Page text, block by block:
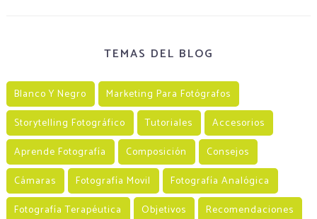
TEMAS DEL BLOG
Blanco Y Negro
Marketing Para Fotógrafos
Storytelling Fotográfico
Tutoriales
Accesorios
Aprende Fotografía
Composición
Consejos
Cámaras
Fotografía Movil
Fotografía Analógica
Fotografía Terapéutica
Objetivos
Recomendaciones